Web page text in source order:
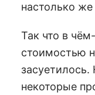
настолько
Так что в
стоимостью
некоторые